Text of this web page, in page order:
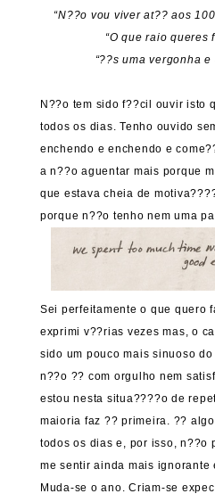
“N??o vou viver at?? aos
“O que raio queres
“??s uma vergonha
N??o tem sido f??cil ouvir isto
todos os dias. Tenho ouvido
enchendo e enchendo e
a n??o aguentar mais porque
que estava cheia de
porque n??o tenho nem uma
Sei perfeitamente o que quero
exprimi v??rias vezes mas, o
sido um pouco mais sinuoso
n??o ?? com orgulho nem
estou nesta situa????o de
maioria faz ?? primeira. ??
todos os dias e, por isso, n??o
me sentir ainda mais
Muda-se o ano. Criam-se